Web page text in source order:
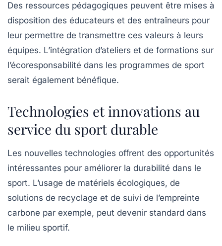
Des ressources pédagogiques peuvent être mises à
disposition des éducateurs et des entraîneurs pour
leur permettre de transmettre ces valeurs à leurs
équipes. L’intégration d’ateliers et de formations sur
l’écoresponsabilité dans les programmes de sport
serait également bénéfique.
Technologies et innovations au
service du sport durable
Les nouvelles technologies offrent des opportunités
intéressantes pour améliorer la durabilité dans le
sport. L’usage de matériels écologiques, de
solutions de recyclage et de suivi de l’empreinte
carbone par exemple, peut devenir standard dans
le milieu sportif.